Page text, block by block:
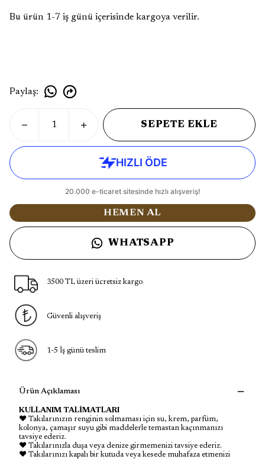
Bu ürün 1-7 iş günü içerisinde kargoya verilir.
Paylaş:
SEPETE EKLE
HEMEN AL
WHATSAPP
3500 TL üzeri ücretsiz kargo
Güvenli alışveriş
1-5 İş günü teslim
Ürün Açıklaması
KULLANIM TALİMATLARI
♥ Takılarınızın renginin solmaması için su, krem, parfüm,
kolonya, çamaşır suyu gibi maddelerle temastan kaçınmanızı
tavsiye ederiz.
♥ Takılarınızla duşa veya denize girmemenizi tavsiye ederiz.
♥ Takılarınızı kapalı bir kutuda veya kesede muhafaza etmenizi